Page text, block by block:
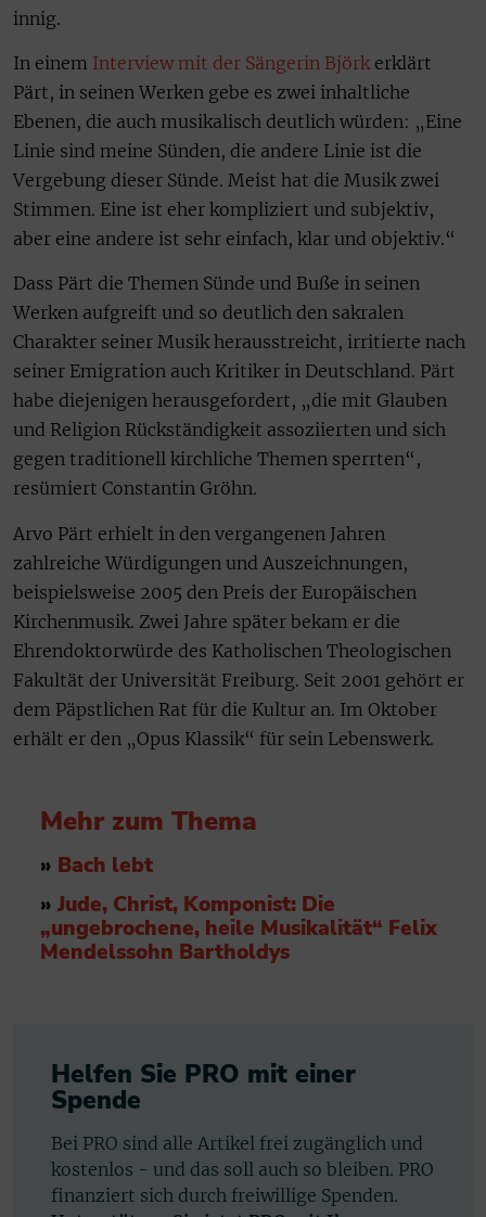
innig.
In einem Interview mit der Sängerin Björkerklärt
Pärt, in seinen Werken gebe es zwei inhaltliche
Ebenen, die auch musikalisch deutlich würden: „Eine
Linie sind meine Sünden, die andere Linie ist die
Vergebung dieser Sünde. Meist hat die Musik zwei
Stimmen. Eine ist eher kompliziert und subjektiv,
aber eine andere ist sehr einfach, klar und objektiv.“
Dass Pärt die Themen Sünde und Buße in seinen
Werken aufgreift und so deutlich den sakralen
Charakter seiner Musik herausstreicht, irritierte nach
seiner Emigration auch Kritiker in Deutschland. Pärt
habe diejenigen herausgefordert, „die mit Glauben
und Religion Rückständigkeit assoziierten und sich
gegen traditionell kirchliche Themen sperrten“,
resümiert Constantin Gröhn.
Arvo Pärt erhielt in den vergangenen Jahren
zahlreiche Würdigungen und Auszeichnungen,
beispielsweise 2005 den Preis der Europäischen
Kirchenmusik. Zwei Jahre später bekam er die
Ehrendoktorwürde des Katholischen Theologischen
Fakultät der Universität Freiburg. Seit 2001 gehört er
dem Päpstlichen Rat für die Kultur an. Im Oktober
erhält er den „Opus Klassik“ für sein Lebenswerk.
Mehr zum Thema
» Bach lebt
» Jude, Christ, Komponist: Die
„ungebrochene, heile Musikalität“ Felix
Mendelssohn Bartholdys
Helfen Sie PRO mit einer
Spende
Bei PRO sind alle Artikel frei zugänglich und
kostenlos - und das soll auch so bleiben. PRO
finanziert sich durch freiwillige Spenden.